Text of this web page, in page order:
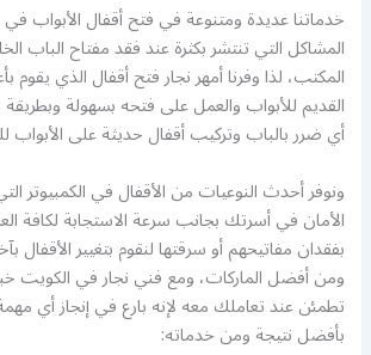
خدماتنا عديدة ومتنوعة في فتح أقفال الأبواب
المشاكل التي تنتشر بكثرة عند فقد مفتاح الباب
المكتب، لذا وفرنا أمهر نجار فتح أقفال الذي يقوم
القديم للأبواب والعمل على فتحه بسهولة
أي ضرر بالباب وتركيب أقفال حديثة على الأبواب
ونوفر أحدث النوعيات من الأقفال في الكمبيوتر
الأمان في أسرتك بجانب سرعة الاستجابة لكافة
بفقدان مفاتيحهم أو سرقتها لنقوم بتغيير الأقفال
ومن أفضل الماركات، ومع فني نجار في الكويت
تطمئن عند تعاملك معه لإنه بارع في إنجاز أي مهمة
بأفضل نتيجة ومن خدماته: